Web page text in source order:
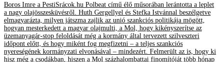
Boros Imre a PestiSrácok.hu Polbeat című élő műsorában lerántotta a leplet
a nagy olajösszesküvésről. Huth Gergellyel és Stefka Istvánnal beszélgetve
elmagyarázta, milyen játszma zajlik az unió szankciós politikája mögött,
hogyan mesterkedett a magyar olajmulti, a Mol, hogy kikényszerítse az
üzemanyagár-stop feloldását még a kormány által tervezett szilveszteri
időpont előtt, és hogy miként fog megfizetni – a teljes szankciós
nyereségének kormányzati elvonásával – mindezért. Felmerült az is, hogy ki
hisz még a csodákban, hiszen a Mol százhalombattai finomítóját több hónap